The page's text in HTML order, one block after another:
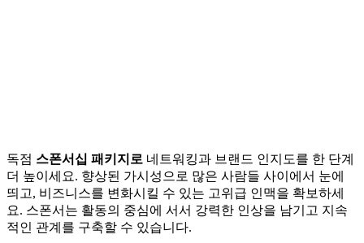
독점 스폰서십 패키지로 네트워킹과 브랜드 인지도를 한 단계
더 높이세요. 향상된 가시성으로 많은 사람들 사이에서 눈에
띄고, 비즈니스를 변화시킬 수 있는 고위급 인맥을 확보하세
요. 스폰서는 활동의 중심에 서서 강력한 인상을 남기고 지속
적인 관계를 구축할 수 있습니다.